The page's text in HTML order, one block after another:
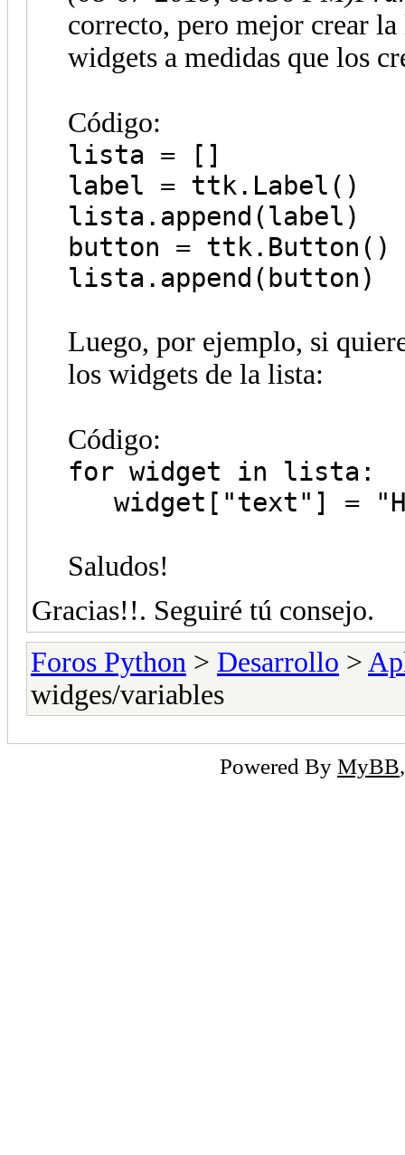
correcto, pero mejor crear
widgets a medidas que los
Código:
lista = []
label = ttk.Label()
lista.append(label)
button = ttk.Button()
lista.append(button)
Luego, por ejemplo, si
los widgets de la lista:
Código:
for widget in lista:
widget["text"] =
Saludos!
Gracias!!. Seguiré tú consejo.
Foros Python > Desarrollo >
widges/variables
Powered By MyBB